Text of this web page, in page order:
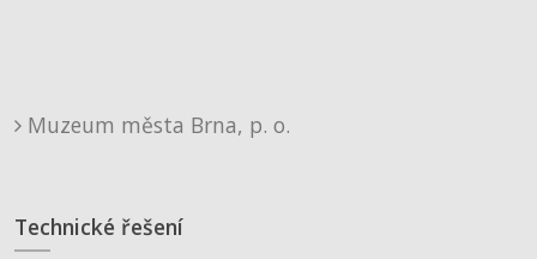
Muzeum města Brna, p. o.
Technické řešení